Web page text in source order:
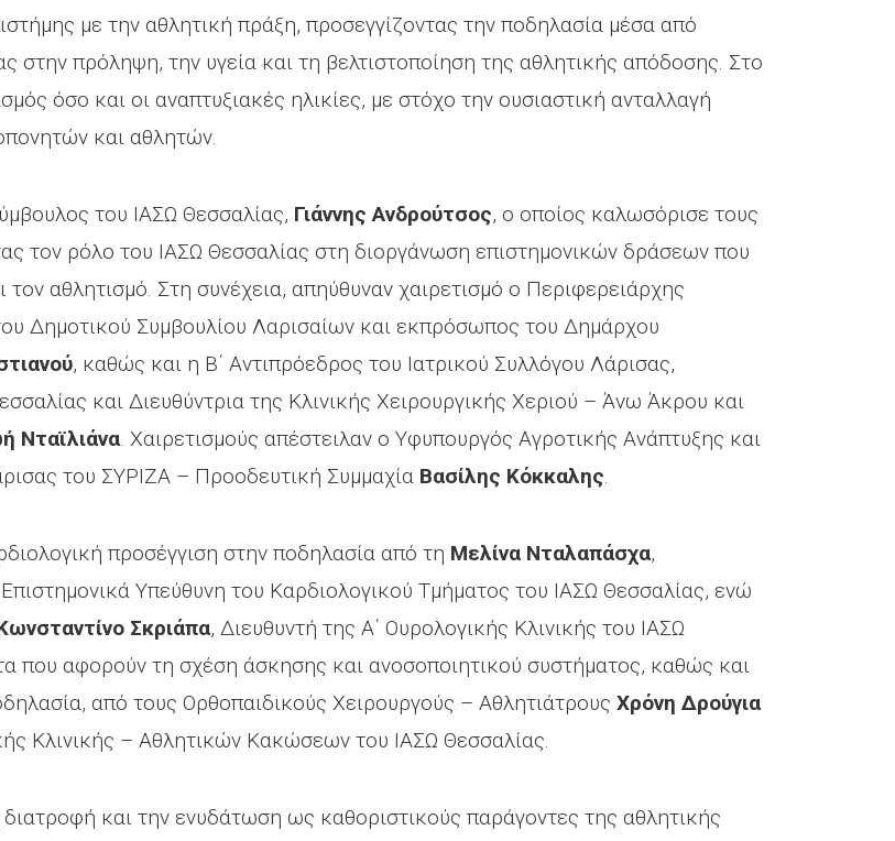
με την αθλητική πράξη, προσεγγίζοντας την ποδηλασία μέσα από
στην πρόληψη, την υγεία και τη βελτιστοποίηση της αθλητικής απόδοσης. Στο
όσο και οι αναπτυξιακές ηλικίες, με στόχο την ουσιαστική ανταλλαγή
και αθλητών.
του ΙΑΣΩ Θεσσαλίας, Γιάννης Ανδρούτσος, ο οποίος καλωσόρισε τους
τον ρόλο του ΙΑΣΩ Θεσσαλίας στη διοργάνωση επιστημονικών δράσεων που
αθλητισμό. Στη συνέχεια, απηύθυναν χαιρετισμό ο Περιφερειάρχης
Δημοτικού Συμβουλίου Λαρισαίων και εκπρόσωπος του Δημάρχου
, καθώς και η Β΄ Αντιπρόεδρος του Ιατρικού Συλλόγου Λάρισας,
και Διευθύντρια της Κλινικής Χειρουργικής Χεριού – Άνω Άκρου και
Νταϊλιάνα. Χαιρετισμούς απέστειλαν ο Υφυπουργός Αγροτικής Ανάπτυξης και
του ΣΥΡΙΖΑ – Προοδευτική Συμμαχία Βασίλης Κόκκαλης.
προσέγγιση στην ποδηλασία από τη Μελίνα Νταλαπάσχα,
Υπεύθυνη του Καρδιολογικού Τμήματος του ΙΑΣΩ Θεσσαλίας, ενώ
Σκριάπα, Διευθυντή της Α΄ Ουρολογικής Κλινικής του ΙΑΣΩ
που αφορούν τη σχέση άσκησης και ανοσοποιητικού συστήματος, καθώς και
από τους Ορθοπαιδικούς Χειρουργούς – Αθλητιάτρους Χρόνη Δρούγια
Κλινικής – Αθλητικών Κακώσεων του ΙΑΣΩ Θεσσαλίας.
και την ενυδάτωση ως καθοριστικούς παράγοντες της αθλητικής